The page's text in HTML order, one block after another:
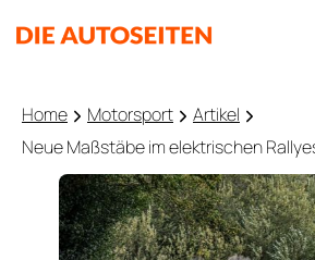
Home Motorsport
Artikel
Neue Maßstäbe im elektrischen